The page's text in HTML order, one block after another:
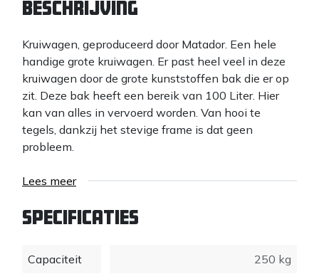
Beschrijving
Kruiwagen, geproduceerd door Matador. Een hele
handige grote kruiwagen. Er past heel veel in deze
kruiwagen door de grote kunststoffen bak die er op
zit. Deze bak heeft een bereik van 100 Liter. Hier
kan van alles in vervoerd worden. Van hooi te
tegels, dankzij het stevige frame is dat geen
probleem.
Lees meer
Specificaties
Capaciteit
250 kg